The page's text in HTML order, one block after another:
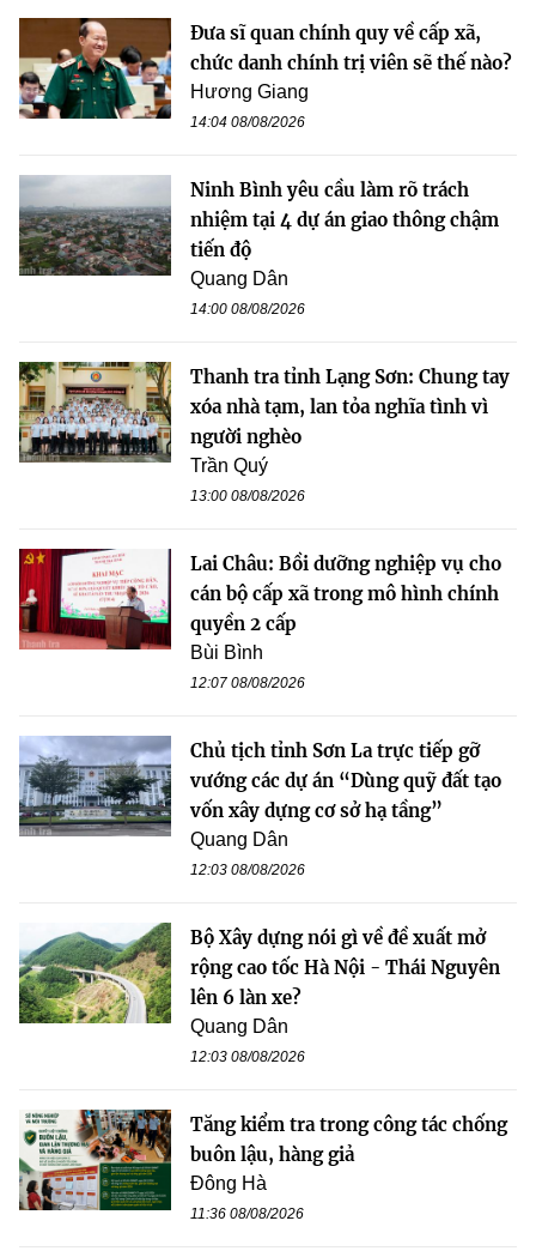
Đưa sĩ quan chính quy về cấp xã,
chức danh chính trị viên sẽ thế nào?
Hương Giang
14:04 08/08/2026
Ninh Bình yêu cầu làm rõ trách
nhiệm tại 4 dự án giao thông chậm
tiến độ
Quang Dân
14:00 08/08/2026
Thanh tra tỉnh Lạng Sơn: Chung tay
xóa nhà tạm, lan tỏa nghĩa tình vì
người nghèo
Trần Quý
13:00 08/08/2026
Lai Châu: Bồi dưỡng nghiệp vụ cho
cán bộ cấp xã trong mô hình chính
quyền 2 cấp
Bùi Bình
12:07 08/08/2026
Chủ tịch tỉnh Sơn La trực tiếp gỡ
vướng các dự án “Dùng quỹ đất tạo
vốn xây dựng cơ sở hạ tầng”
Quang Dân
12:03 08/08/2026
Bộ Xây dựng nói gì về đề xuất mở
rộng cao tốc Hà Nội - Thái Nguyên
lên 6 làn xe?
Quang Dân
12:03 08/08/2026
Tăng kiểm tra trong công tác chống
buôn lậu, hàng giả
Đông Hà
11:36 08/08/2026